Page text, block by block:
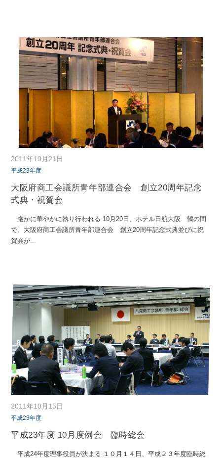
2011年10月21日
平成23年度
大阪府商工会議所青年部連合会 創立20周年記念
式典・祝賀会
厳かに華やかに執り行われる 10月20日、ホテル日航大阪 鶴の間
で、大阪府商工会議所青年部連合会 創立20周年記念式典並びに祝
賀会が
2011年10月15日
平成23年度
平成23年度 10月度例会 臨時総会
平成24年度理事役員が決まる １０月１４日、平成２３年度臨時総